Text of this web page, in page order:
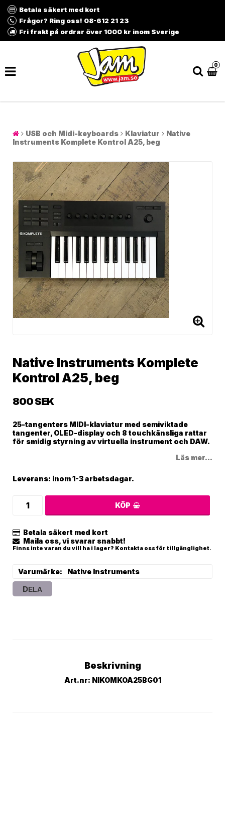
Betala säkert med kort
Frågor? Ring oss! 08-612 21 23
Fri frakt på ordrar över 1000 kr inom Sverige
0
USB och Midi-keyboards Klaviatur
Native
Instruments Komplete Kontrol A25, beg
Native Instruments Komplete
Kontrol A25, beg
800 SEK
25-tangenters MIDI-klaviatur med semiviktade
tangenter, OLED-display och 8 touchkänsliga rattar
för smidig styrning av virtuella instrument och DAW.
Läs mer...
Leverans: inom 1-3 arbetsdagar.
KÖP
Betala säkert med kort
Maila oss, vi svarar snabbt!
Finns inte varan du vill ha i lager? Kontakta oss för tillgänglighet.
Varumärke Native Instruments
DELA
Beskrivning
Art.nr: NIKOMKOA25BG01